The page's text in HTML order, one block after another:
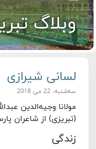
وبلاگ
لسانی شیرازی
سه‌شنبه، 22 می 2018
مولانا وجیه‌الدین
(تبریزی) از شاعران
زندگی